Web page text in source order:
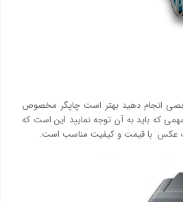
انجام دهید بهتر است چاپگر مخصوص
که باید به آن توجه نمایید این است که
عکس با قیمت و کیفیت مناسب است.